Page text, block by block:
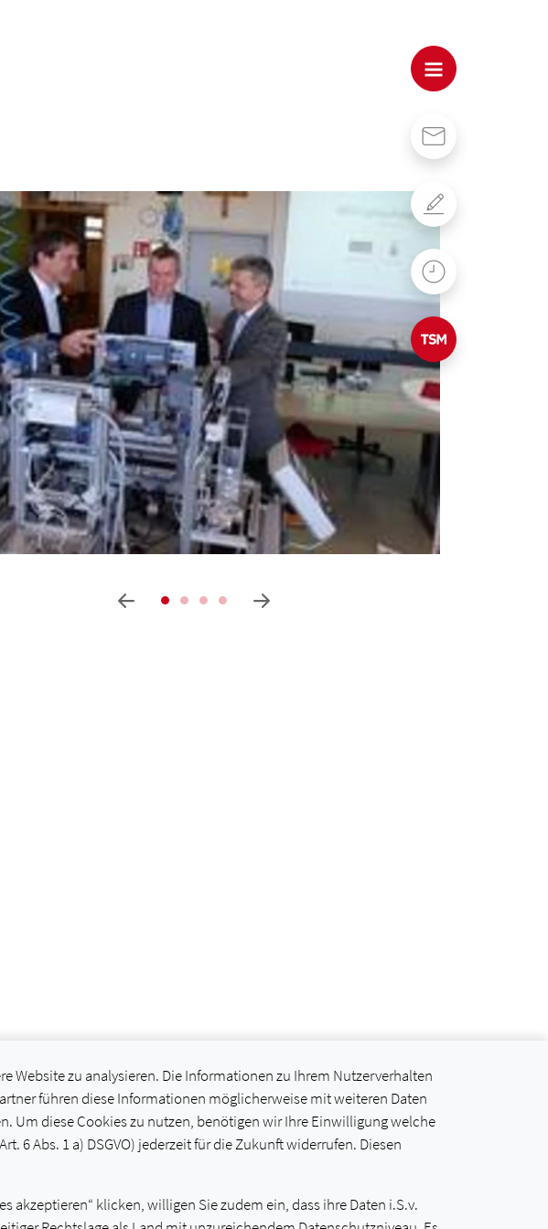
Website zu analysieren. Die Informationen zu Ihrem Nutzerverhalten
führen diese Informationen möglicherweise mit weiteren Daten
Um diese Cookies zu nutzen, benötigen wir Ihre Einwilligung welche
6 Abs. 1 a) DSGVO) jederzeit für die Zukunft widerrufen. Diesen
akzeptieren“ klicken, willigen Sie zudem ein, dass ihre Daten i.S.v.